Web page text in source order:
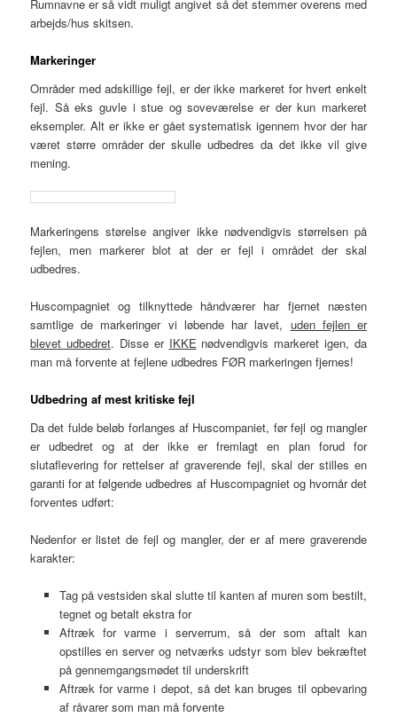
Rumnavne er så vidt muligt angivet så det stemmer overens med
arbejds/hus skitsen.
Markeringer
Områder med adskillige fejl, er der ikke markeret for hvert enkelt
fejl. Så eks guvle i stue og soveværelse er der kun markeret
eksempler. Alt er ikke er gået systematisk igennem hvor der har
været større områder der skulle udbedres da det ikke vil give
mening.
Markeringens størelse angiver ikke nødvendigvis størrelsen på
fejlen, men markerer blot at der er fejl i området der skal
udbedres.
Huscompagniet og tilknyttede håndværer har fjernet næsten
samtlige de markeringer vi løbende har lavet, uden fejlen er
blevet udbedret. Disse er IKKE nødvendigvis markeret igen, da
man må forvente at fejlene udbedres FØR markeringen fjernes!
Udbedring af mest kritiske fejl
Da det fulde beløb forlanges af Huscompaniet, før fejl og mangler
er udbedret og at der ikke er fremlagt en plan forud for
slutaflevering for rettelser af graverende fejl, skal der stilles en
garanti for at følgende udbedres af Huscompagniet og hvornår det
forventes udført:
Nedenfor er listet de fejl og mangler, der er af mere graverende
karakter:
Tag på vestsiden skal slutte til kanten af muren som bestilt,
tegnet og betalt ekstra for
Aftræk for varme i serverrum, så der som aftalt kan
opstilles en server og netværks udstyr som blev bekræftet
på gennemgangsmødet til underskrift
Aftræk for varme i depot, så det kan bruges til opbevaring
af råvarer som man må forvente